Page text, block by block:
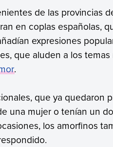
de las provincias
en coplas españolas,
expresiones
que aluden a los
.
que ya quedaron
una mujer o tenían un
los amorfinos